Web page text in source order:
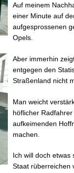
Auf meinem
einer Minute auf
aufgesprossenen
Opels.
Aber immerhin
entgegen den
Straßenland nicht
Man weicht
höflicher
aufkeimenden
machen.
Ich will doch etwas
Staat rüberreichen